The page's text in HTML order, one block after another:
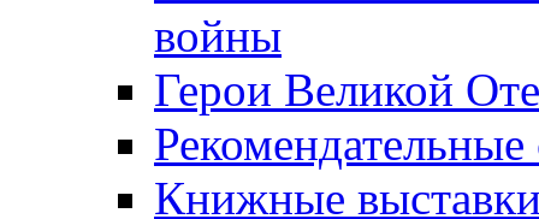
войны
Герои Великой
Рекомендательные
Книжные